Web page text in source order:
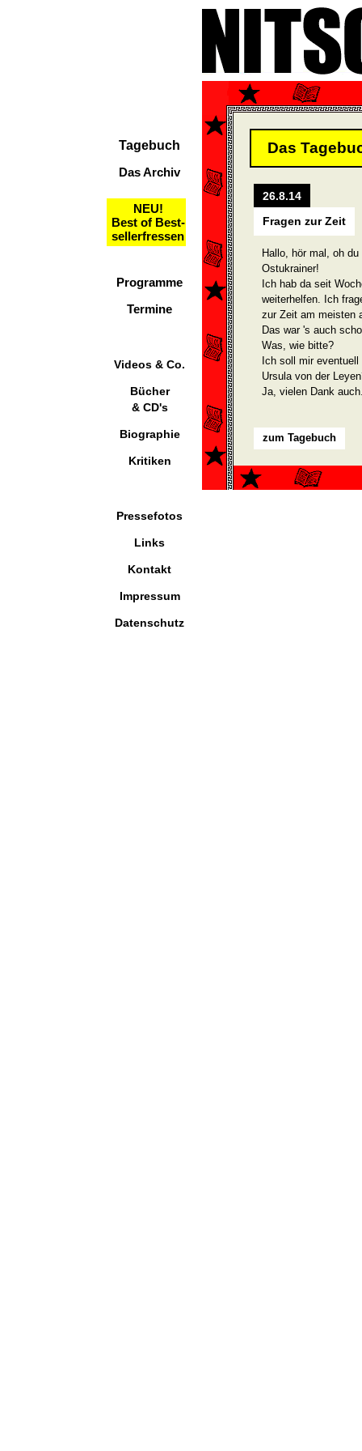
Tagebuch
Das Archiv
NEU!
Best of Best-
sellerfressen
Programme
Termine
Videos & Co.
Bücher
& CD's
Biographie
Kritiken
Pressefotos
Links
Kontakt
Impressum
Datenschutz
Das
26.8.14
Fragen zur Zeit
Hallo, hör mal, oh
Ostukrainer!
Ich hab da seit
weiterhelfen. Ich
zur Zeit am meisten
Das war 's auch
Was, wie bitte?
Ich soll mir
Ursula von der
Ja, vielen Dank
zum Tagebuch